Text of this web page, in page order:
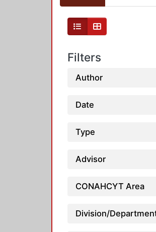
Filters
Author
Date
Type
Advisor
CONAHCYT Area
Division/